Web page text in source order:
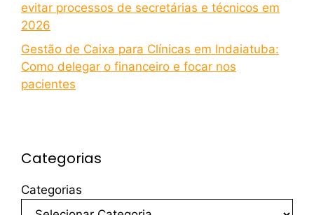
evitar processos de secretárias e técnicos em
2026
Gestão de Caixa para Clínicas em Indaiatuba:
Como delegar o financeiro e focar nos
pacientes
Categorias
Categorias